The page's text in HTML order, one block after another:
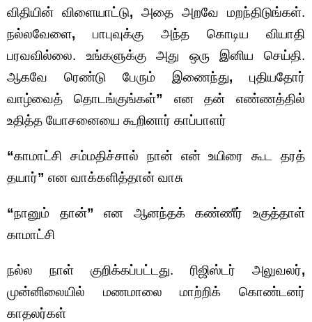
விதியின் விளையாட்டு, அதை அறவே மறந்திடுங்கள்.
நல்லவேளை, பாபுவுக்கு அந்த கொடிய வியாதி
பரவவில்லை. உங்களுக்கு அது ஒரு இனிய செய்தி.
ஆகவே ரெண்டு பேரும் இணைந்து, புதியதோர்
வாழ்வைத் தொடங்குங்கள்” என தன் எண்ணத்தில்
உதித்த யோசனையை கூறினார் காப்பாளர்
“காமாட்சி சம்மதிச்சால் நான் என் உயிரை கூட தரத்
தயார்” என வாக்களித்தான் வாசு
“நானும் தான்”என ஆனந்தக் கண்ணீர் உகுத்தாள்
காமாட்சி
நல்ல நாள் குறிக்கப்பட்டது. ரிஜிஸ்டர் அலுவலர்,
முன்னிலையில் மணமாலை மாற்றிக் கொண்டனர்
காதலர்கள்